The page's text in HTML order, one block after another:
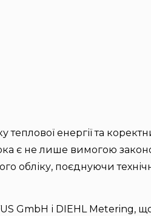
енергії та
є не лише вимогою
обліку, поєднуючи
GmbH і DIEHL Metering,